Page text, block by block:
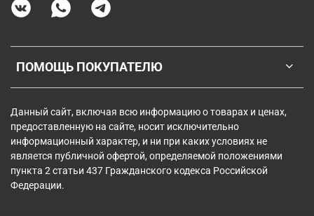
ПОМОЩЬ ПОКУПАТЕЛЮ
Данный сайт, включая всю информацию о товарах и ценах,
предоставленную на сайте, носит исключительно
информационный характер, и ни при каких условиях не
является публичной офертой, определяемой положениями
пункта 2 статьи 437 Гражданского кодекса Российской
Федерации.